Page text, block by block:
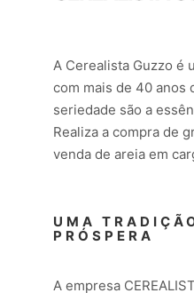
A Cerealista Guzzo é
com mais de 40 anos
seriedade são a
Realiza a compra de
venda de areia em
UMA
PRÓSPERA
A empresa